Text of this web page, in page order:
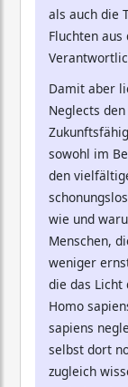
als auch die
Fluchten
Damit aber
Neglects
sowohl im
den
wie und
Menschen,
weniger
die das Licht
Homo
sapiens
selbst dort
zugleich